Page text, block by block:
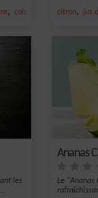
, cola citron, jus
les
Ananas
Le "Ananas